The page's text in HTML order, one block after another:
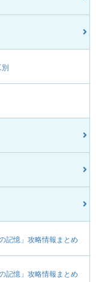
別
記憶」攻略情報まとめ
記憶」攻略情報まとめ